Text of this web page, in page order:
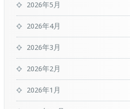
2026年5月
2026年4月
2026年3月
2026年2月
2026年1月